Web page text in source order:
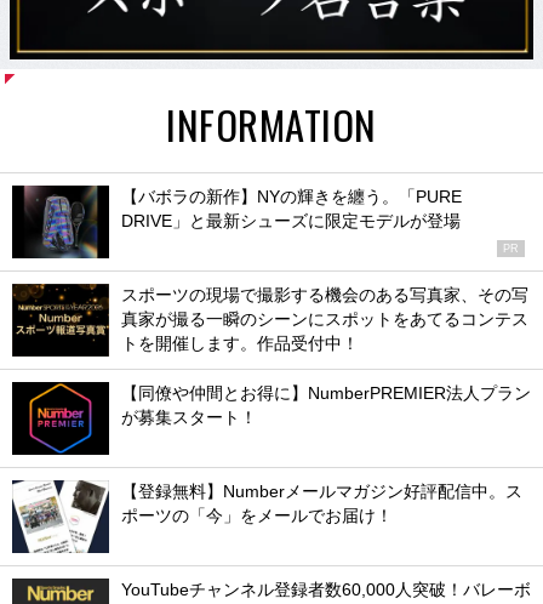
INFORMATION
【バボラの新作】NYの輝きを纏う。「PURE
DRIVE」と最新シューズに限定モデルが登場
PR
スポーツの現場で撮影する機会のある写真家、その写
真家が撮る一瞬のシーンにスポットをあてるコンテス
トを開催します。作品受付中！
【同僚や仲間とお得に】NumberPREMIER法人プラン
が募集スタート！
【登録無料】Numberメールマガジン好評配信中。ス
ポーツの「今」をメールでお届け！
YouTubeチャンネル登録者数60,000人突破！バレーボ